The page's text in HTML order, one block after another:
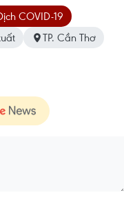
COVID-19
TP. Cần Thơ